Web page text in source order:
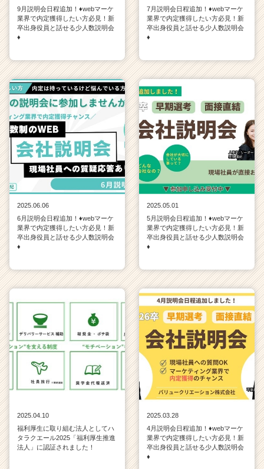
9月説明会日程追加！♦webマーケ
業界で内定獲得したい方必見！新
卒出身役員と話せる少人数説明会
♦
7月説明会日程追加！♦webマーケ
業界で内定獲得したい方必見！新
卒出身役員と話せる少人数説明会
♦
2025.06.06
6月説明会日程追加！♦webマーケ
業界で内定獲得したい方必見！新
卒出身役員と話せる少人数説明会
♦
2025.05.01
5月説明会日程追加！♦webマーケ
業界で内定獲得したい方必見！新
卒出身役員と話せる少人数説明会
♦
2025.04.10
福利厚生に取り組む法人としてハ
タラクエール2025「福利厚生推進
法人」に認証されました！
2025.03.28
4月説明会日程追加！♦webマーケ
業界で内定獲得したい方必見！新
卒出身役員と話せる少人数説明会
♦